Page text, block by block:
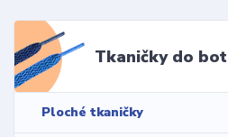
Tkaničky do bot
Ploché tkaničky